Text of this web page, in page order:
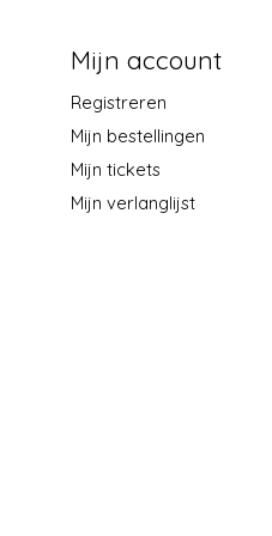
Mijn account
Registreren
Mijn bestellingen
Mijn tickets
Mijn verlanglijst